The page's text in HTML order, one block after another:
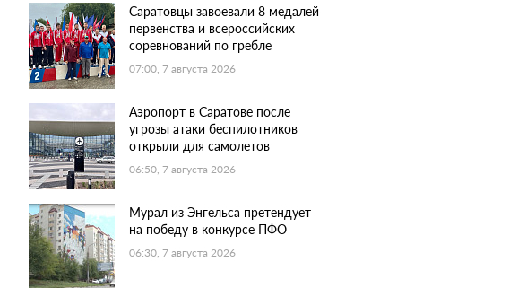
Саратовцы завоевали 8 медалей
первенства и всероссийских
соревнований по гребле
07:00, 7 августа 2026
Аэропорт в Саратове после
угрозы атаки беспилотников
открыли для самолетов
06:50, 7 августа 2026
Мурал из Энгельса претендует
на победу в конкурсе ПФО
06:30, 7 августа 2026